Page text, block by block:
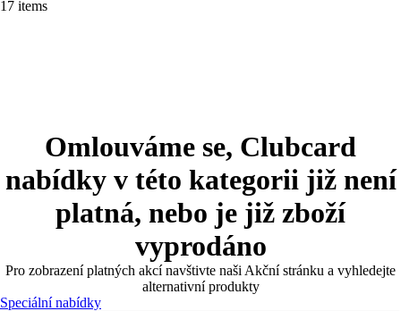
17 items
Omlouváme se, Clubcard
nabídky v této kategorii již není
platná, nebo je již zboží
vyprodáno
Pro zobrazení platných akcí navštivte naši Akční stránku a vyhledejte
alternativní produkty
Speciální nabídky